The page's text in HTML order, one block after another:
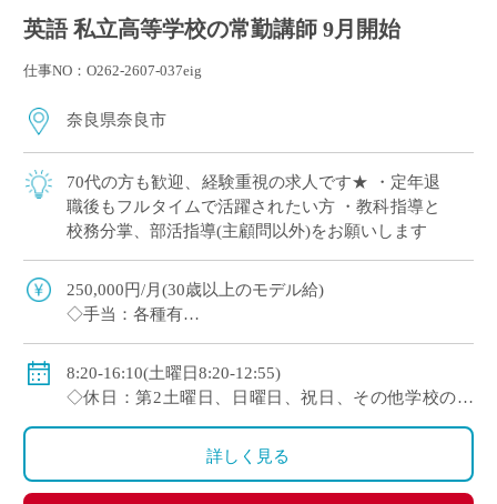
英語 私立高等学校の常勤講師 9月開始
仕事NO：O262-2607-037eig
奈良県奈良市
70代の方も歓迎、経験重視の求人です★ ・定年退
職後もフルタイムで活躍されたい方 ・教科指導と
校務分掌、部活指導(主顧問以外)をお願いします
250,000円/月(30歳以上のモデル給)
◇手当：各種有
◇保険：私学共済、雇用保険、労災保険
8:20-16:10(土曜日8:20-12:55)
◇休日：第2土曜日、日曜日、祝日、その他学校の定
詳しく見る